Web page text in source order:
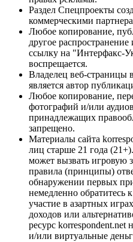
Раздел Спецпроекты
коммерческими
Любое копирование,
другое
ссылку на "Интерфакс-
воспрещается.
Владелец веб-страницы
является автор
Любое копирование,
фотографий и/или
принадлежащих
запрещено.
Материалы сайта
лиц старше 21 года
может вызвать игровую
правила (принципы)
обнаружении первых
немедленно обратитесь
участие в азартных
доходов или
ресурс korrespondent.net
и/или виртуальные